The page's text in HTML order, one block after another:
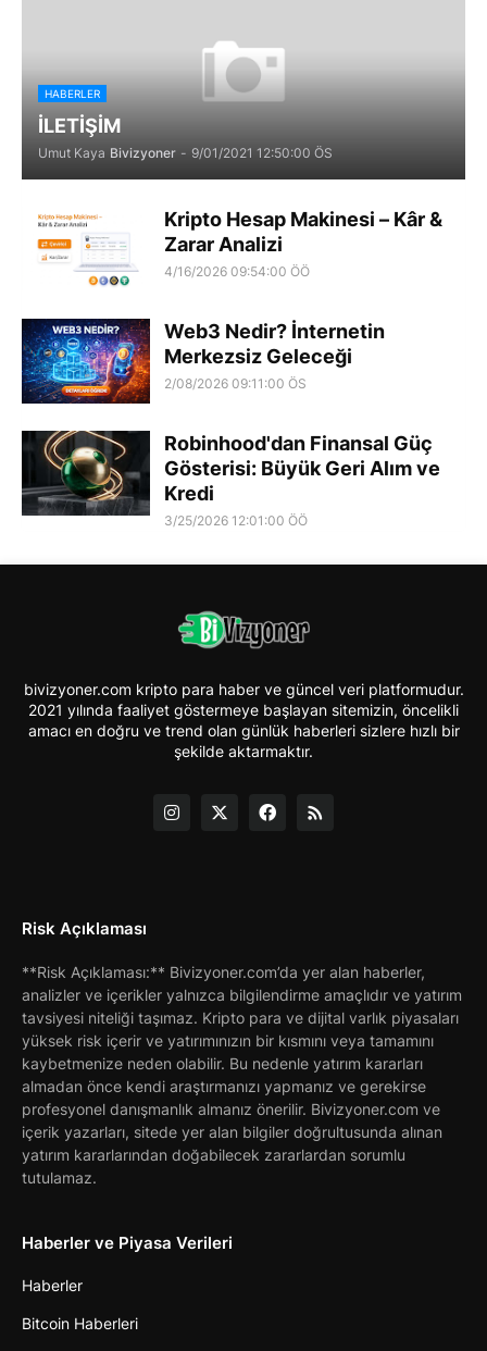
HABERLER
İLETİŞİM
Umut Kaya Bivizyoner - 9/01/2021 12:50:00 ÖS
Kripto Hesap Makinesi – Kâr &
Zarar Analizi
4/16/2026 09:54:00 ÖÖ
Web3 Nedir? İnternetin
Merkezsiz Geleceği
2/08/2026 09:11:00 ÖS
Robinhood'dan Finansal Güç
Gösterisi: Büyük Geri Alım ve
Kredi
3/25/2026 12:01:00 ÖÖ
bivizyoner.com kripto para haber ve güncel veri platformudur.
2021 yılında faaliyet göstermeye başlayan sitemizin, öncelikli
amacı en doğru ve trend olan günlük haberleri sizlere hızlı bir
şekilde aktarmaktır.
Risk Açıklaması
**Risk Açıklaması:** Bivizyoner.com’da yer alan haberler,
analizler ve içerikler yalnızca bilgilendirme amaçlıdır ve yatırım
tavsiyesi niteliği taşımaz. Kripto para ve dijital varlık piyasaları
yüksek risk içerir ve yatırımınızın bir kısmını veya tamamını
kaybetmenize neden olabilir. Bu nedenle yatırım kararları
almadan önce kendi araştırmanızı yapmanız ve gerekirse
profesyonel danışmanlık almanız önerilir. Bivizyoner.com ve
içerik yazarları, sitede yer alan bilgiler doğrultusunda alınan
yatırım kararlarından doğabilecek zararlardan sorumlu
tutulamaz.
Haberler ve Piyasa Verileri
Haberler
Bitcoin Haberleri